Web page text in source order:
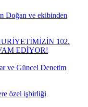
Doğan ve ekibinden
102.
EDİYOR!
ve Güncel Denetim
özel işbirliği